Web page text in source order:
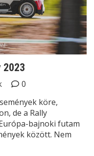
2023
0
köre,
de a Rally
bajnoki futam
között. Nem